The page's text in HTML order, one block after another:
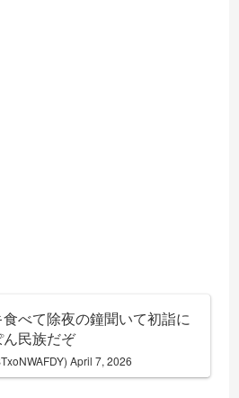
べて除夜の鐘聞いて初詣に
民族だぞ
April 7, 2026